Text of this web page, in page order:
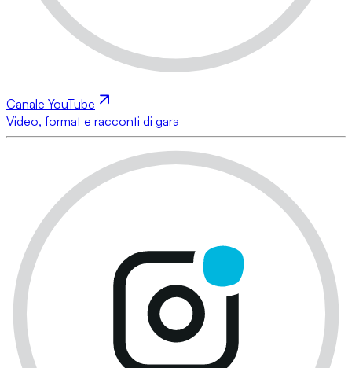
Canale YouTube
Video, format e racconti di gara